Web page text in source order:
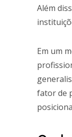
Além
Em um
fator de